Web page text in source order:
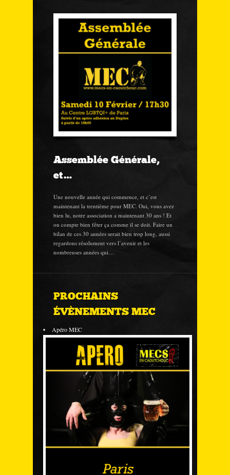
Assemblée Générale,
et…
Une nouvelle année qui commence, et c’est
maintenant la trentième pour MEC. Oui, vous avez
bien lu, notre association a maintenant 30 ans ! Et
on compte bien fêter ça comme il se doit. Faire un
bilan de ces 30 années serait bien trop long, aussi
regardons résolument vers l’avenir et les
nombreuses années qui…
PROCHAINS
ÉVÈNEMENTS MEC
Apéro MEC